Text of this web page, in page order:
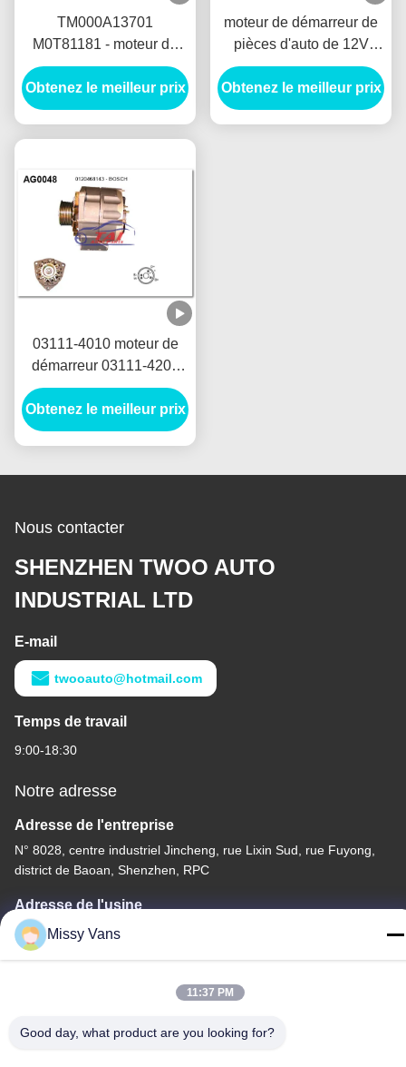
TM000A13701
M0T81181 - moteur de
démarreur de MANDO
12V 1.2KW 8T
MOTORES DE
Obtenez le meilleur prix
moteur de démarreur de
pièces d'auto de 12V
1.2KW, démarreur de
voiture électrique de 8T
Anlasser
Obtenez le meilleur prix
03111-4010 moteur de
démarreur 03111-4200
CHANTÉ PAR POONG
12V 2.2KW 11T
MOTORES DE
Obtenez le meilleur prix
Nous contacter
SHENZHEN TWOO AUTO
INDUSTRIAL LTD
E-mail
twooauto@hotmail.com
Temps de travail
9:00-18:30
Notre adresse
Adresse de l'entreprise
N° 8028, centre industriel Jincheng, rue Lixin Sud, rue Fuyong,
district de Baoan, Shenzhen, RPC
Adresse de l'usine
No. 1010, Qiaohe du sud Rd, Qiaotou, Fuyong, secteur de
Bao'an, Shenzhen, RPC
Missy Vans
11:37 PM
Good day, what product are you looking for?